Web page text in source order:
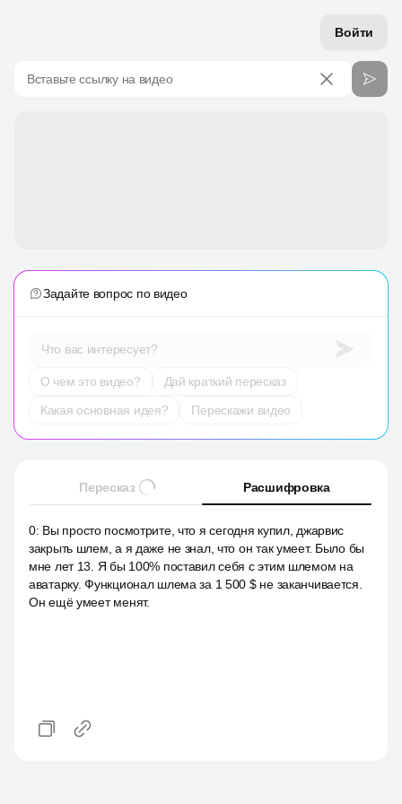
Войти
Вставьте ссылку на видео
Задайте вопрос по видео
Что вас интересует?
О чем это видео?
Дай краткий пересказ
Какая основная идея?
Перескажи видео
Пересказ Расшифровка
0: Вы просто посмотрите, что я сегодня купил, джарвис
закрыть шлем, а я даже не знал, что он так умеет. Было бы
мне лет 13. Я бы 100% поставил себя с этим шлемом на
аватарку. Функционал шлема за 1 500 $ не заканчивается.
Он ещё умеет менят.